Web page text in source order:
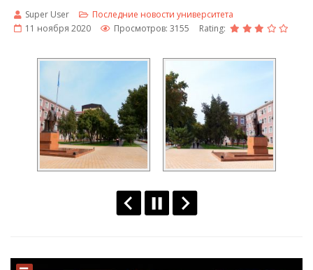
Super User
Последние новости университета
11 ноября 2020
Просмотров: 3155 Rating: